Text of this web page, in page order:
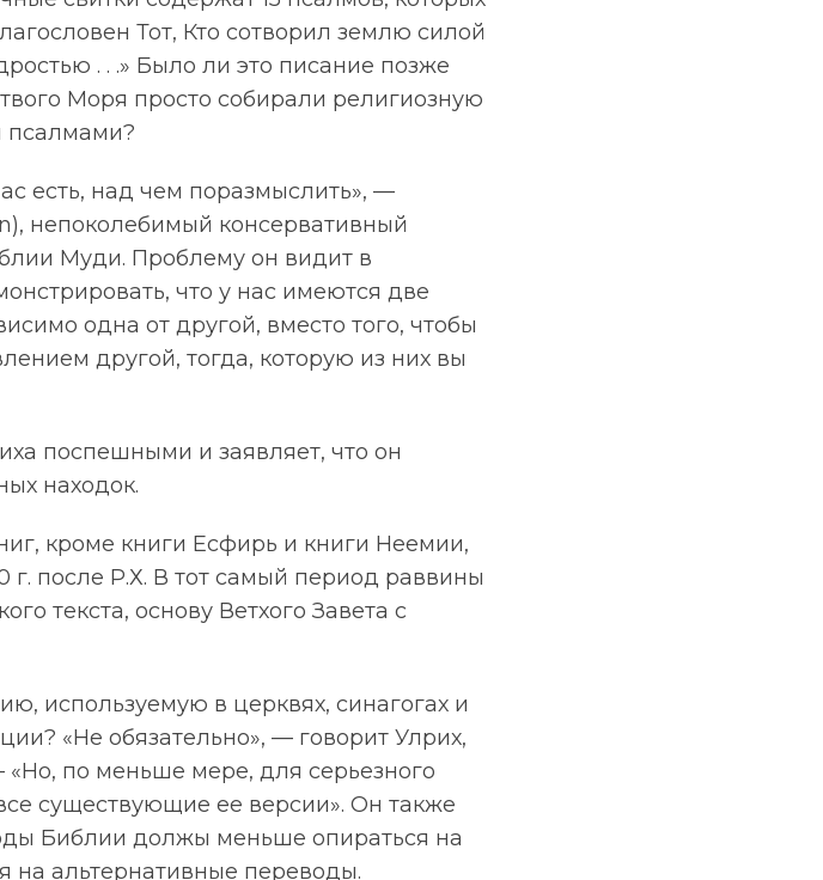
Тот, Кто сотворил землю силой
. . .» Было ли это писание позже
Моря просто собирали религиозную
псалмами?
есть, над чем поразмыслить», —
непоколебимый консервативный
Муди. Проблему он видит в
что у нас имеются две
одна от другой, вместо того, чтобы
другой, тогда, которую из них вы
поспешными и заявляет, что он
находок.
кроме книги Есфирь и книги Неемии,
после Р.Х. В тот самый период раввины
текста, основу Ветхого Завета с
используемую в церквях, синагогах и
«Не обязательно», — говорит Улрих,
по меньше мере, для серьезного
существующие ее версии». Он также
Библии должы меньше опираться на
на альтернативные переводы.